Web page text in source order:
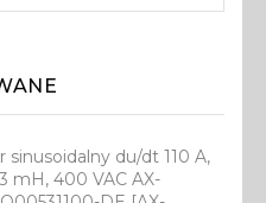
sinusoidalny du/dt 110 A,
mH, 400 VAC AX-